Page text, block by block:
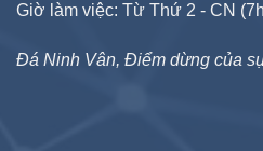
Giờ làm việc: Từ Thứ 2 - CN
Đá Ninh Vân, Điểm dừng của